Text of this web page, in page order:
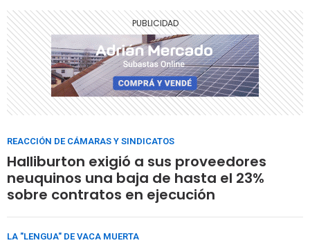
REACCIÓN DE CÁMARAS Y SINDICATOS
Halliburton exigió a sus proveedores
neuquinos una baja de hasta el 23%
sobre contratos en ejecución
LA "LENGUA" DE VACA MUERTA